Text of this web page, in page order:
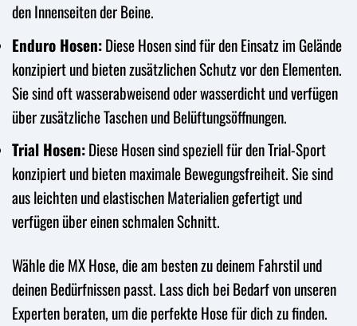
den Innenseiten der Beine.
Enduro Hosen:Diese Hosen sind für den Einsatz im Gelände
konzipiert und bieten zusätzlichen Schutz vor den Elementen.
Sie sind oft wasserabweisend oder wasserdicht und verfügen
über zusätzliche Taschen und Belüftungsöffnungen.
Trial Hosen:Diese Hosen sind speziell für den Trial-Sport
konzipiert und bieten maximale Bewegungsfreiheit. Sie sind
aus leichten und elastischen Materialien gefertigt und
verfügen über einen schmalen Schnitt.
Wähle die MX Hose, die am besten zu deinem Fahrstil und
deinen Bedürfnissen passt. Lass dich bei Bedarf von unseren
Experten beraten, um die perfekte Hose für dich zu finden.